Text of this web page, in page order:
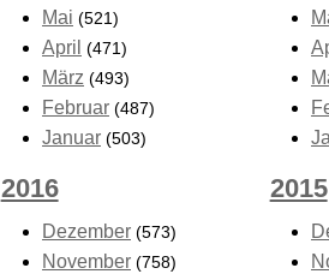
Mai (521)
April (471)
März (493)
Februar (487)
Januar (503)
2016
Dezember (573)
November (758)
2015